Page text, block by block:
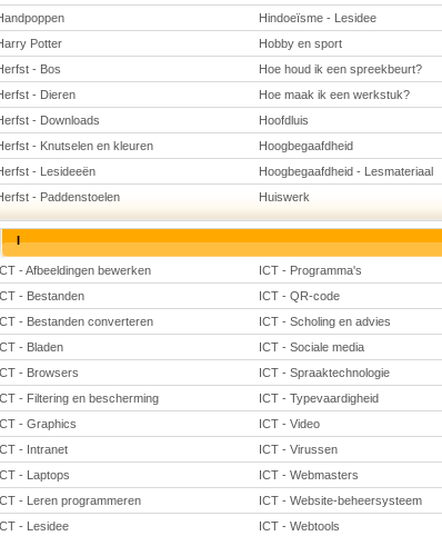
Hindoeïsme - Lesidee
Potter
Hobby en sport
- Bos
Hoe houd ik een spreekbeurt?
- Dieren
Hoe maak ik een werkstuk?
- Downloads
Hoofdluis
- Knutselen en kleuren
Hoogbegaafdheid
- Lesideeën
Hoogbegaafdheid - Lesmateriaal
- Paddenstoelen
Huiswerk
I
- Afbeeldingen bewerken ICT - Programma's
- Bestanden
ICT - QR-code
- Bestanden converteren
ICT - Scholing en advies
- Bladen
ICT - Sociale media
- Browsers
ICT - Spraaktechnologie
- Filtering en bescherming
ICT - Typevaardigheid
- Graphics
ICT - Video
- Intranet
ICT - Virussen
- Laptops
ICT - Webmasters
- Leren programmeren
ICT - Website-beheersysteem
- Lesidee
ICT - Webtools